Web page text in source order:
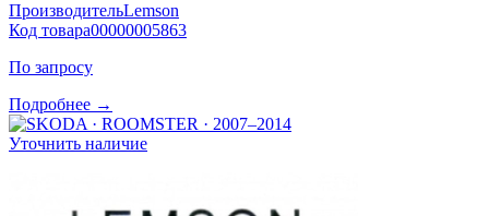
ПроизводительLemson
Код товара00000005863
По запросу
Подробнее →
Уточнить наличие